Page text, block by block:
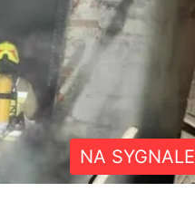
NA SYGNALE